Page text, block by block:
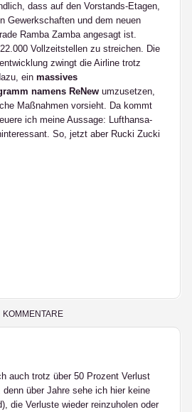
dass auf den Vorstands-Etagen,
Gewerkschaften und dem neuen
Ramba Zamba angesagt ist.
Vollzeitstellen zu streichen. Die
zwingt die Airline trotz
ein massives
namens ReNew umzusetzen,
Maßnahmen vorsieht. Da kommt
ich meine Aussage: Lufthansa-
So, jetzt aber Rucki Zucki
KOMMENTARE
auch trotz über 50 Prozent Verlust
über Jahre sehe ich hier keine
die Verluste wieder reinzuholen oder